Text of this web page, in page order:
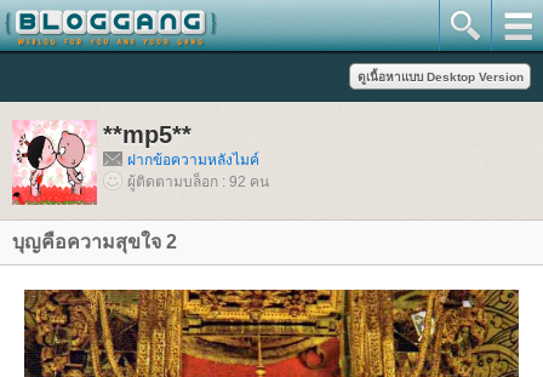
**mp5**
ฝากข้อความหลังไมค์
ผู้ติดตามบล็อก : 92 คน
บุญคือความสุขใจ 2